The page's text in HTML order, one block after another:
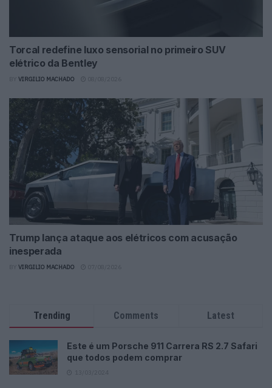
Torcal redefine luxo sensorial no primeiro SUV
elétrico da Bentley
VIRGILIO MACHADO
Trump lança ataque aos elétricos com acusação
inesperada
VIRGILIO MACHADO
Trending Comments Latest
Este é um Porsche 911 Carrera RS 2.7 Safari
que todos podem comprar